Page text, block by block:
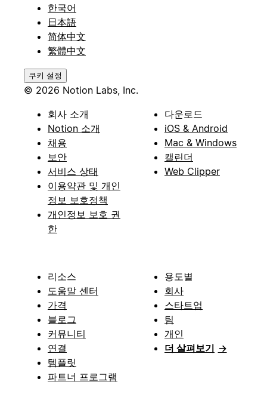
한국어
日本語
简体中文
繁體中文
쿠키 설정
© 2026 Notion Labs, Inc.
회사 소개
Notion 소개
채용
보안
서비스 상태
이용약관 및 개인
정보 보호정책
개인정보 보호 권
한
다운로드
iOS & Android
Mac & Windows
캘린더
Web Clipper
리소스
도움말 센터
가격
블로그
커뮤니티
연결
템플릿
파트너 프로그램
용도별
회사
스타트업
팀
개인
더 살펴보기 →